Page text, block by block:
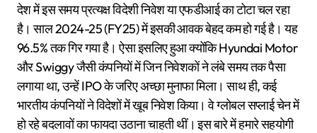
देश में इस समय प्रत्यक्ष विदेशी निवेश या एफडीआई का टोटा चल रहा
है। साल 2024-25 (FY25) में इसकी आवक बेहद कम हो गई है। यह
96.5% तक गिर गया है। ऐसा इसलिए हुआ क्योंकि Hyundai Motor
और Swiggy जैसी कंपनियों में जिन निवेशकों ने लंबे समय तक पैसा
लगाया था, उन्हें IPO के जरिए अच्छा मुनाफा मिला। साथ ही, कई
भारतीय कंपनियों ने विदेशों में खूब निवेश किया। वे ग्लोबल सप्लाई चेन में
हो रहे बदलावों का फायदा उठाना चाहती थीं। इस बारे में हमारे सहयोगी